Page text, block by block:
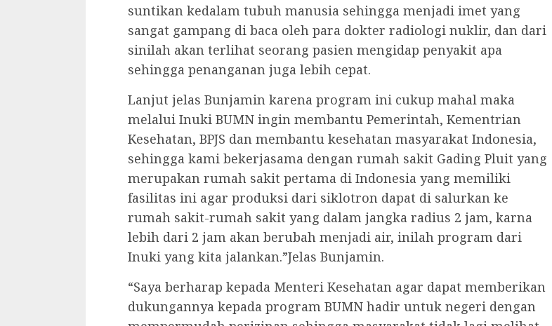
suntikan kedalam tubuh manusia sehingga menjadi imet yang
sangat gampang di baca oleh para dokter radiologi nuklir, dan dari
sinilah akan terlihat seorang pasien mengidap penyakit apa
sehingga penanganan juga lebih cepat.
Lanjut jelas Bunjamin karena program ini cukup mahal maka
melalui Inuki BUMN ingin membantu Pemerintah, Kementrian
Kesehatan, BPJS dan membantu kesehatan masyarakat Indonesia,
sehingga kami bekerjasama dengan rumah sakit Gading Pluit yang
merupakan rumah sakit pertama di Indonesia yang memiliki
fasilitas ini agar produksi dari siklotron dapat di salurkan ke
rumah sakit-rumah sakit yang dalam jangka radius 2 jam, karna
lebih dari 2 jam akan berubah menjadi air, inilah program dari
Inuki yang kita jalankan.”Jelas Bunjamin.
“Saya berharap kepada Menteri Kesehatan agar dapat memberikan
dukungannya kepada program BUMN hadir untuk negeri dengan